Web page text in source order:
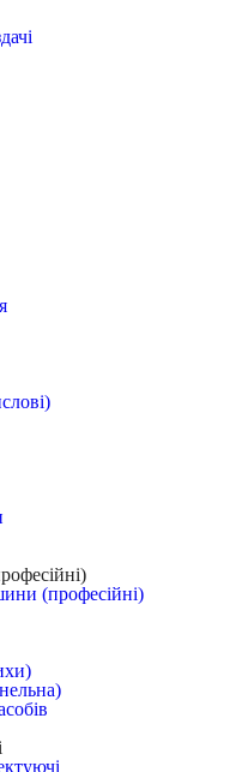
(професійні)